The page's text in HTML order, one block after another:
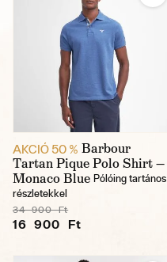
AKCIÓ 50 % Barbour
Tartan Pique Polo Shirt —
Monaco Blue Pólóing tartános
részletekkel
34 900 Ft
16 900 Ft